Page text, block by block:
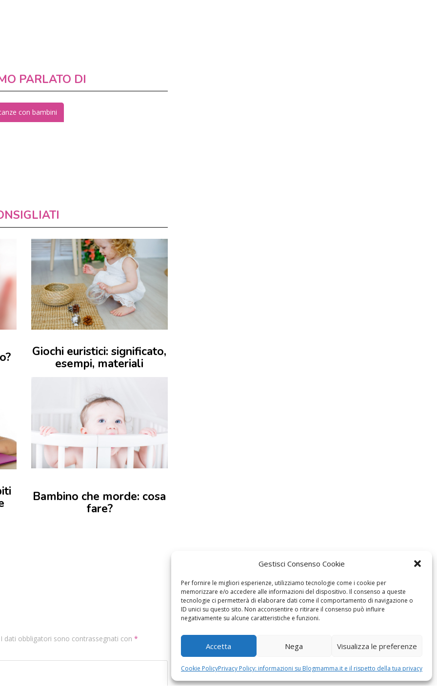
Gestisci Consenso Cookie
Per fornire le migliori esperienze, utilizziamo tecnologie come i cookie per
memorizzare e/o accedere alle informazioni del dispositivo. Il consenso a queste
tecnologie ci permetterà di elaborare dati come il comportamento di navigazione o
ID unici su questo sito. Non acconsentire o ritirare il consenso può influire
negativamente su alcune caratteristiche e funzioni.
Accetta Nega Visualizza le preferenze
Cookie PolicyPrivacy Policy: informazioni su Blogmamma.it e il rispetto della tua privacy
PARLATO DI
con bambini
Giochi euristici: significato,
esempi, materiali
Bambino che morde: cosa
fare?
dati obbligatori sono contrassegnati con *